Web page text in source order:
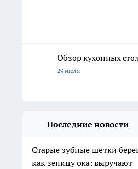
Обзор кухонных
29 июля
Последние новости
Старые зубные щетки
как зеницу ока: выручают